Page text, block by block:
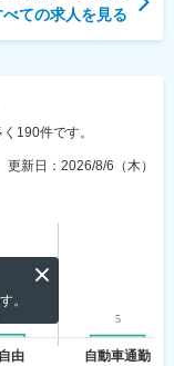
べての求人を見る
190件です。
更新日： 2026/8/6（木）
。